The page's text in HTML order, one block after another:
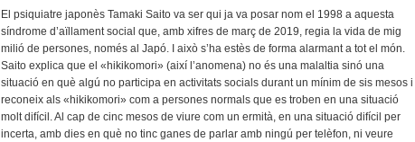
El psiquiatre japonès Tamaki Saito va ser qui ja va posar nom el 1998 a aquesta
síndrome d’aïllament social que, amb xifres de març de 2019, regia la vida de mig
milió de persones, només al Japó. I això s’ha estès de forma alarmant a tot el món.
Saito explica que el «hikikomori» (així l’anomena) no és una malaltia sinó una
situació en què algú no participa en activitats socials durant un mínim de sis mesos i
reconeix als «hikikomori» com a persones normals que es troben en una situació
molt difícil. Al cap de cinc mesos de viure com un ermità, en una situació difícil per
incerta, amb dies en què no tinc ganes de parlar amb ningú per telèfon, ni veure